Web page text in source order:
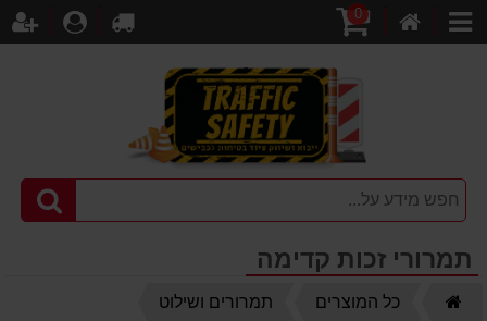
קטגוריות
קניות
0
לקופה
תמרורי זכות קדימה
כל המוצרים תמרורים ושילוט